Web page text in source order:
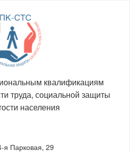
квалификациям
труда, социальной защиты
населения
я Парковая, 29